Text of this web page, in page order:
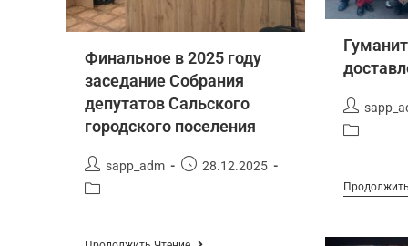
Финальное в 2025 году
заседание Собрания
депутатов Сальского
городского поселения
sapp_adm 28.12.2025